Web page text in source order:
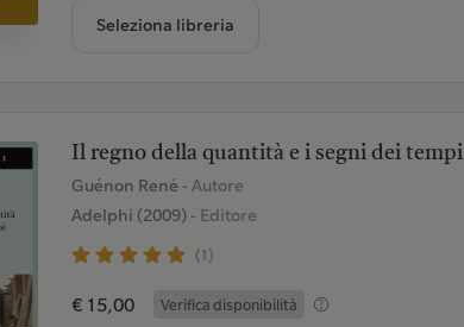
Seleziona libreria
Il regno della quantità e i segni dei tempi
Guénon René - Autore
Adelphi (2009)- Editore
(1)
€ 15,00 Verifica disponibilità